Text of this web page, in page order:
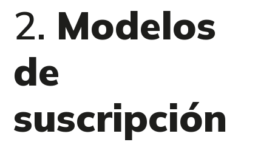
2. Modelos
de
suscripción